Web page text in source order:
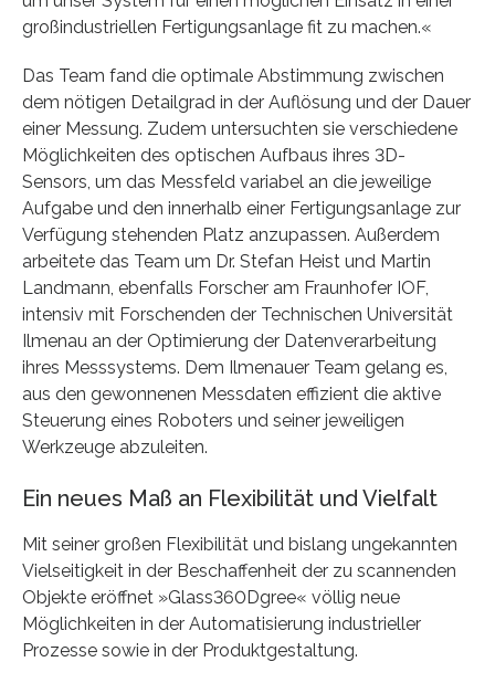
großindustriellen Fertigungsanlage fit zu machen.«
Das Team fand die optimale Abstimmung zwischen
dem nötigen Detailgrad in der Auflösung und der Dauer
einer Messung. Zudem untersuchten sie verschiedene
Möglichkeiten des optischen Aufbaus ihres 3D-
Sensors, um das Messfeld variabel an die jeweilige
Aufgabe und den innerhalb einer Fertigungsanlage zur
Verfügung stehenden Platz anzupassen. Außerdem
arbeitete das Team um Dr. Stefan Heist und Martin
Landmann, ebenfalls Forscher am Fraunhofer IOF,
intensiv mit Forschenden der Technischen Universität
Ilmenau an der Optimierung der Datenverarbeitung
ihres Messsystems. Dem Ilmenauer Team gelang es,
aus den gewonnenen Messdaten effizient die aktive
Steuerung eines Roboters und seiner jeweiligen
Werkzeuge abzuleiten.
Ein neues Maß an Flexibilität und Vielfalt
Mit seiner großen Flexibilität und bislang ungekannten
Vielseitigkeit in der Beschaffenheit der zu scannenden
Objekte eröffnet »Glass360Dgree« völlig neue
Möglichkeiten in der Automatisierung industrieller
Prozesse sowie in der Produktgestaltung.